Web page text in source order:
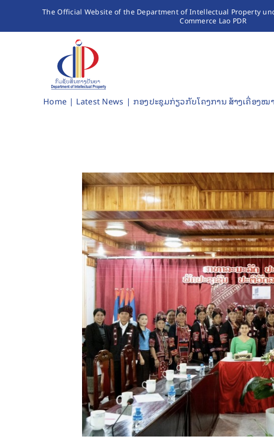
The Official Website of the Department of Intellectual Property
Commerce Lao PDR
Home Latest News ກອງປະຊຸມກ່ຽວກັບໂຄງການ ສ້າງເຄື່ອງ